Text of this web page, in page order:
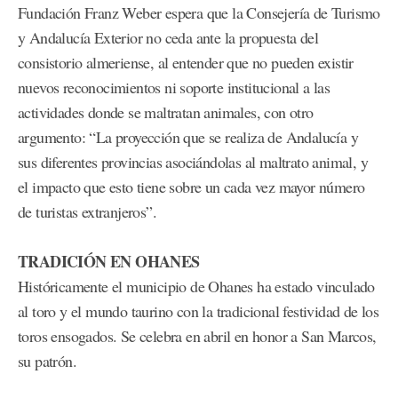
Fundación Franz Weber espera que la Consejería de Turismo
y Andalucía Exterior no ceda ante la propuesta del
consistorio almeriense, al entender que no pueden existir
nuevos reconocimientos ni soporte institucional a las
actividades donde se maltratan animales, con otro
argumento: “La proyección que se realiza de Andalucía y
sus diferentes provincias asociándolas al maltrato animal, y
el impacto que esto tiene sobre un cada vez mayor número
de turistas extranjeros”.
TRADICIÓN EN OHANES
Históricamente el municipio de Ohanes ha estado vinculado
al toro y el mundo taurino con la tradicional festividad de los
toros ensogados. Se celebra en abril en honor a San Marcos,
su patrón.